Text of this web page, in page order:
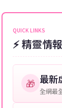
角色名稱
等級：角
提供這些
保您盡享
可直接聯
QUICK LINKS
⚡ 精靈情
🎁 最新
全網最